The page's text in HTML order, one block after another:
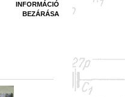
INFORMÁCIÓ
BEZÁRÁSA